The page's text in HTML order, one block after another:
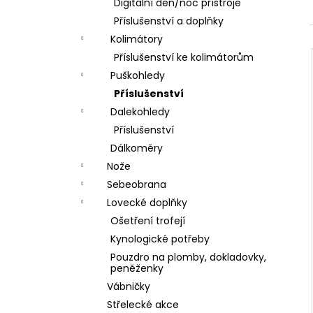
Digitální den/noc přístroje
Příslušenství a doplňky
Kolimátory
Příslušenství ke kolimátorům
Puškohledy
Příslušenství
Dalekohledy
Příslušenství
Dálkoměry
Nože
Sebeobrana
Lovecké doplňky
Ošetření trofejí
Kynologické potřeby
Pouzdro na plomby, dokladovky,
peněženky
Vábničky
Střelecké akce
DÁRKOVÝ POUKAZ (DO POZNÁMKY
NAPSAT JMÉNO OBDAROVANÉHO)
500 Kč